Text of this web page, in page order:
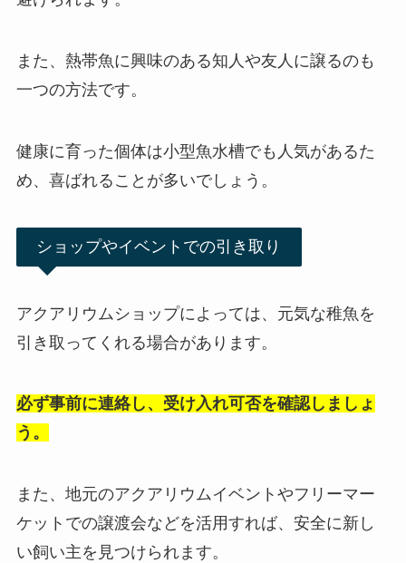
また、熱帯魚に興味のある知人や友人に譲るのも
一つの方法です。
健康に育った個体は小型魚水槽でも人気があるた
め、喜ばれることが多いでしょう。
ショップやイベントでの引き取り
アクアリウムショップによっては、元気な稚魚を
引き取ってくれる場合があります。
必ず事前に連絡し、受け入れ可否を確認しましょ
う。
また、地元のアクアリウムイベントやフリーマー
ケットでの譲渡会などを活用すれば、安全に新し
い飼い主を見つけられます。